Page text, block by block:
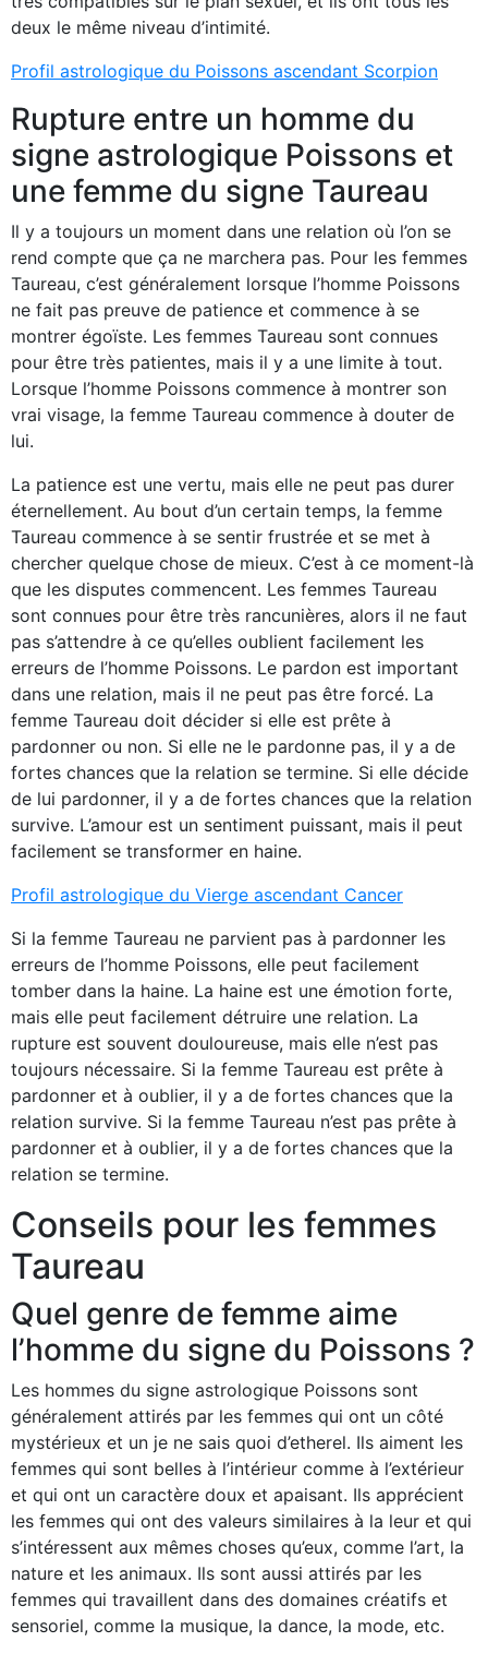
deux le même niveau d’intimité.
Profil astrologique du Poissons ascendant Scorpion
Rupture entre un homme du
signe astrologique Poissons et
une femme du signe Taureau
Il y a toujours un moment dans une relation où l’on se
rend compte que ça ne marchera pas. Pour les femmes
Taureau, c’est généralement lorsque l’homme Poissons
ne fait pas preuve de patience et commence à se
montrer égoïste. Les femmes Taureau sont connues
pour être très patientes, mais il y a une limite à tout.
Lorsque l’homme Poissons commence à montrer son
vrai visage, la femme Taureau commence à douter de
lui.
La patience est une vertu, mais elle ne peut pas durer
éternellement. Au bout d’un certain temps, la femme
Taureau commence à se sentir frustrée et se met à
chercher quelque chose de mieux. C’est à ce moment-là
que les disputes commencent. Les femmes Taureau
sont connues pour être très rancunières, alors il ne faut
pas s’attendre à ce qu’elles oublient facilement les
erreurs de l’homme Poissons. Le pardon est important
dans une relation, mais il ne peut pas être forcé. La
femme Taureau doit décider si elle est prête à
pardonner ou non. Si elle ne le pardonne pas, il y a de
fortes chances que la relation se termine. Si elle décide
de lui pardonner, il y a de fortes chances que la relation
survive. L’amour est un sentiment puissant, mais il peut
facilement se transformer en haine.
Profil astrologique du Vierge ascendant Cancer
Si la femme Taureau ne parvient pas à pardonner les
erreurs de l’homme Poissons, elle peut facilement
tomber dans la haine. La haine est une émotion forte,
mais elle peut facilement détruire une relation. La
rupture est souvent douloureuse, mais elle n’est pas
toujours nécessaire. Si la femme Taureau est prête à
pardonner et à oublier, il y a de fortes chances que la
relation survive. Si la femme Taureau n’est pas prête à
pardonner et à oublier, il y a de fortes chances que la
relation se termine.
Conseils pour les femmes
Taureau
Quel genre de femme aime
l’homme du signe du Poissons ?
Les hommes du signe astrologique Poissons sont
généralement attirés par les femmes qui ont un côté
mystérieux et un je ne sais quoi d’etherel. Ils aiment les
femmes qui sont belles à l’intérieur comme à l’extérieur
et qui ont un caractère doux et apaisant. Ils apprécient
les femmes qui ont des valeurs similaires à la leur et qui
s’intéressent aux mêmes choses qu’eux, comme l’art, la
nature et les animaux. Ils sont aussi attirés par les
femmes qui travaillent dans des domaines créatifs et
sensoriel, comme la musique, la dance, la mode, etc.